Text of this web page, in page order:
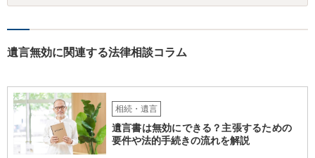
弁護士に事情等を説明して個別に相談した方がよいように思います。
遺言無効に関連する法律相談コラム
相続・遺言
遺言書は無効にできる？主張するための
要件や法的手続きの流れを解説